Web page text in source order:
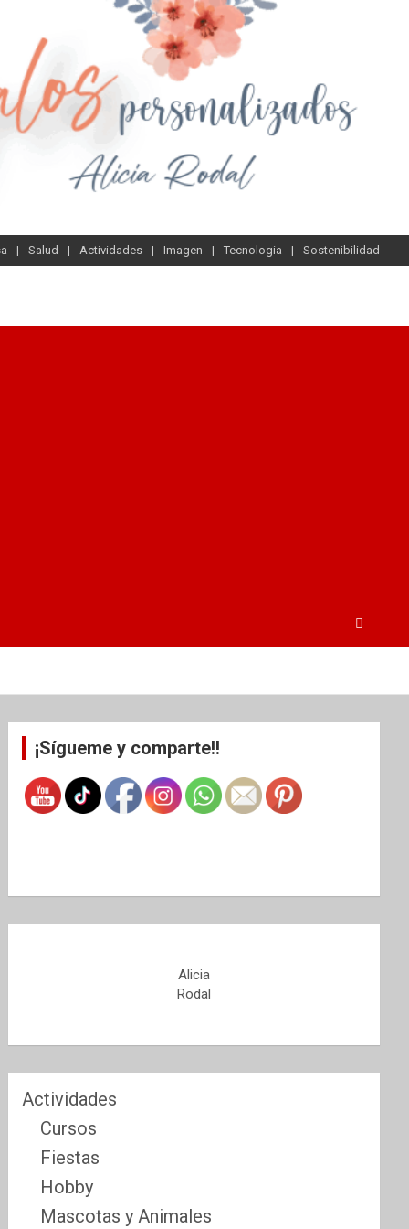
Salud Actividades Imagen Tecnologia Sostenibilidad
¡Sígueme y comparte!!
Alicia
Rodal
Actividades
Cursos
Fiestas
Hobby
Mascotas y Animales